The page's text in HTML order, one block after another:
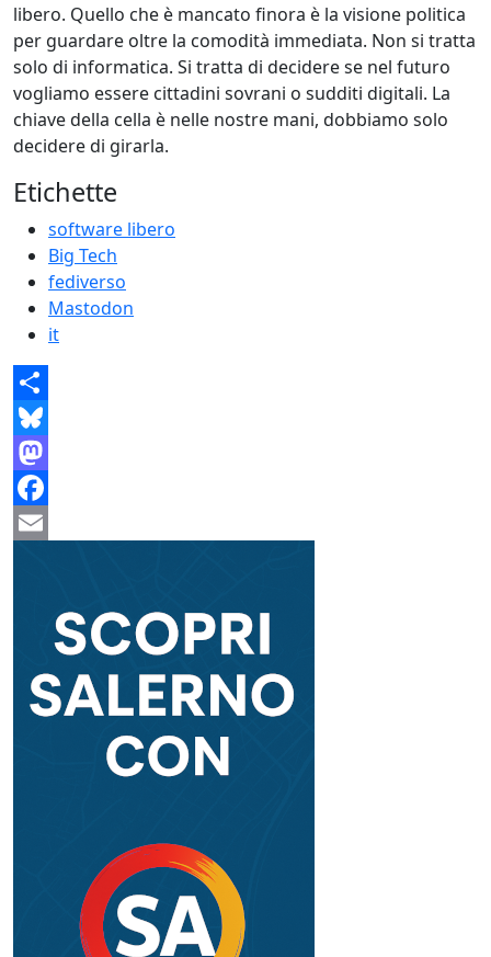
libero. Quello che è mancato finora è la visione politica
per guardare oltre la comodità immediata. Non si tratta
solo di informatica. Si tratta di decidere se nel futuro
vogliamo essere cittadini sovrani o sudditi digitali. La
chiave della cella è nelle nostre mani, dobbiamo solo
decidere di girarla.
Etichette
software libero
Big Tech
fediverso
Mastodon
it
Share
Bluesky
Mastodon
Facebook